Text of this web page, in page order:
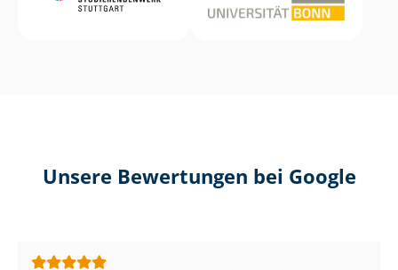
Unsere Bewertungen bei Google